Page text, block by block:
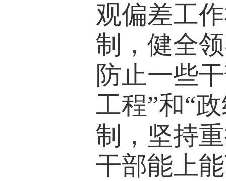
观偏差工
制，健全
防止一些
工程”和“
制，坚持
干部能上